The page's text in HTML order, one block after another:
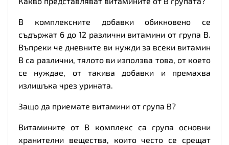
В комплексните добавки обикновено се
съдържат 6 до 12 различни витамини от група В.
Въпреки че дневните ви нужди за всеки витамин
В са различни, тялото ви използва това, от което
се нуждае, от такива добавки и премахва
излишъка чрез урината.
Защо да приемате витамини от група В?
Витамините от В комплекс са група основни
хранителни вещества, които често се срещат